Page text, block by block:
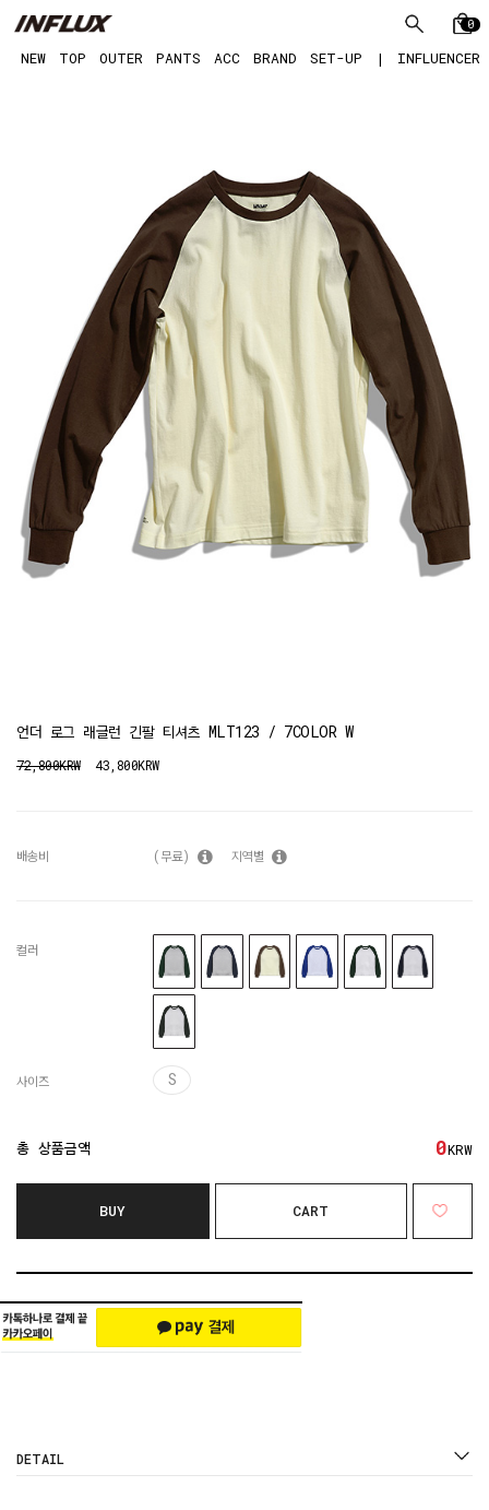
0
NEW TOP OUTER PANTS ACC BRAND SET-UP | INFLUENCER
언더 로그 래글런 긴팔 티셔츠 MLT123 / 7COLOR W
72,800KRW 43,800KRW
배송비 (무료) 지역별
컬러
사이즈 S
총 상품금액 0KRW
BUY CART
DETAIL